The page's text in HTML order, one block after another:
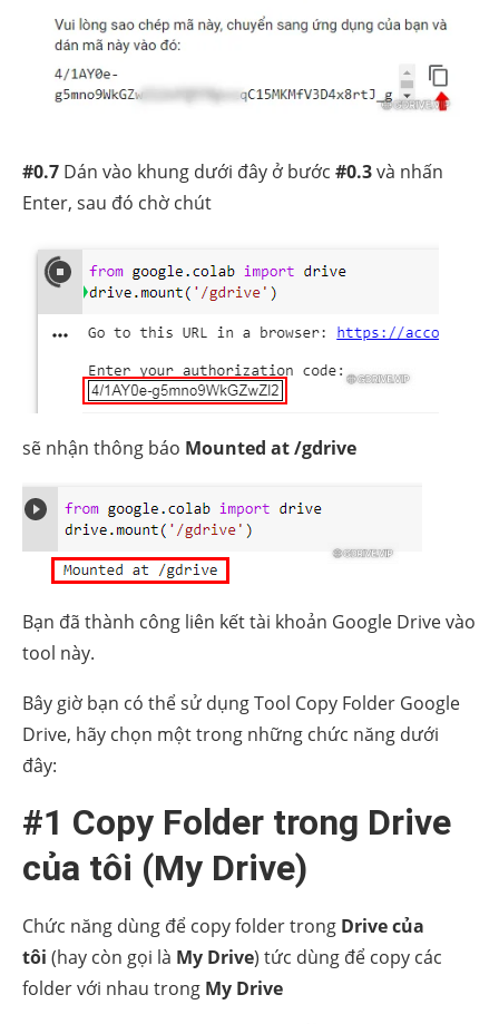
#0.7 Dán vào khung dưới đây ở bước #0.3và nhấn
Enter, sau đó chờ chút
sẽ nhận thông báo Mounted at /gdrive
Bạn đã thành công liên kết tài khoản Google Drive vào
tool này.
Bây giờ bạn có thể sử dụng Tool Copy Folder Google
Drive, hãy chọn một trong những chức năng dưới
đây:
#1 Copy Folder trong Drive
của tôi (My Drive)
Chức năng dùng để copy folder trong Drive của
tôi (hay còn gọi là My Drive) tức dùng để copy các
folder với nhau trong My Drive